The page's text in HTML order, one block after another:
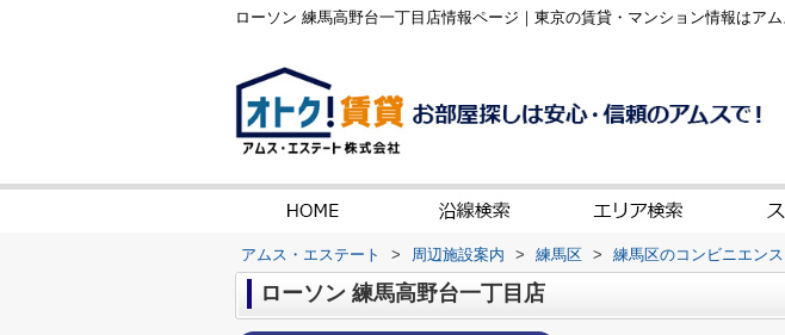
ローソン 練馬高野台一丁目店情報ページ｜東京の賃貸・マンション情報はアム
アムス・エステート > 周辺施設案内 > 練馬区 > 練馬区のコンビニエン
ローソン 練馬高野台一丁目店